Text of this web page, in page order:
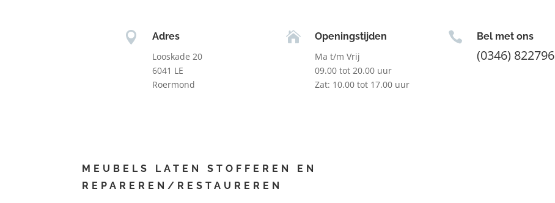

Adres
Looskade 20
6041 LE
Roermond

Openingstijden
Ma t/m Vrij
09.00 tot 20.00 uur
Zat: 10.00 tot 17.00 uur
 Bel met ons
(0346) 822796
MEUBELS LATEN STOFFEREN EN
REPAREREN/RESTAUREREN